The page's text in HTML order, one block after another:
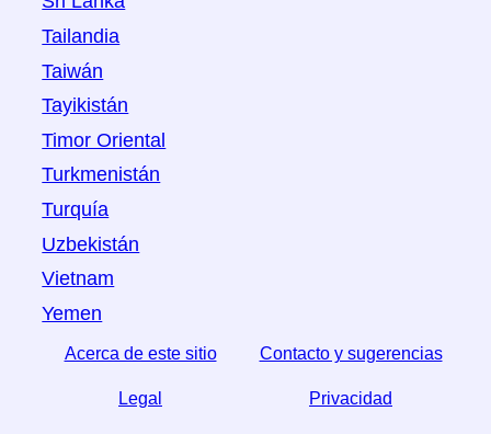
Tailandia
Taiwán
Tayikistán
Timor Oriental
Turkmenistán
Turquía
Uzbekistán
Vietnam
Yemen
Acerca de este sitio Contacto y sugerencias
Legal Privacidad